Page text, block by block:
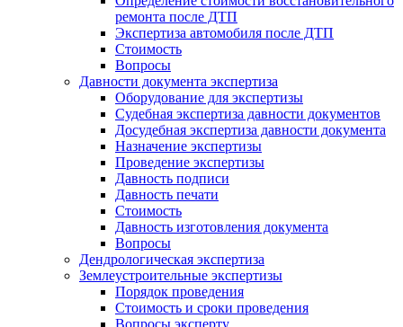
ремонта после ДТП
Экспертиза автомобиля после ДТП
Стоимость
Вопросы
Давности документа экспертиза
Оборудование для экспертизы
Судебная экспертиза давности документов
Досудебная экспертиза давности документа
Назначение экспертизы
Проведение экспертизы
Давность подписи
Давность печати
Стоимость
Давность изготовления документа
Вопросы
Дендрологическая экспертиза
Землеустроительные экспертизы
Порядок проведения
Стоимость и сроки проведения